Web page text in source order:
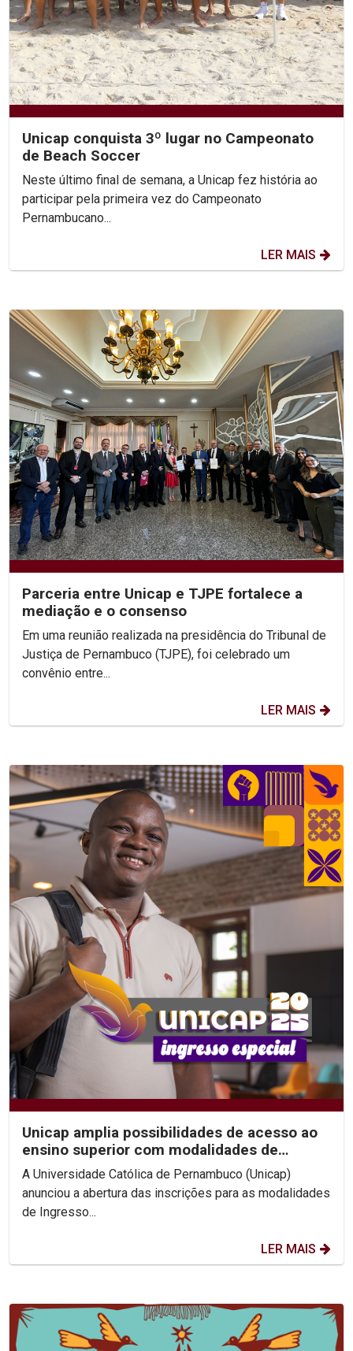
Unicap conquista 3º lugar no Campeonato
de Beach Soccer
Neste último final de semana, a Unicap fez história ao
participar pela primeira vez do Campeonato
Pernambucano...
LER MAIS
Parceria entre Unicap e TJPE fortalece a
mediação e o consenso
Em uma reunião realizada na presidência do Tribunal de
Justiça de Pernambuco (TJPE), foi celebrado um
convênio entre...
LER MAIS
Unicap amplia possibilidades de acesso ao
ensino superior com modalidades de
Ingresso Especial
A Universidade Católica de Pernambuco (Unicap)
anunciou a abertura das inscrições para as modalidades
de Ingresso...
LER MAIS